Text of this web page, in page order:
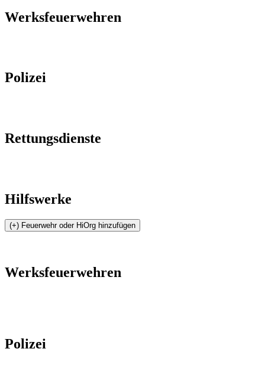
Werksfeuerwehren
Polizei
Rettungsdienste
Hilfswerke
Werksfeuerwehren
Polizei